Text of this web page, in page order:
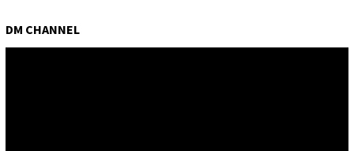
DM CHANNEL